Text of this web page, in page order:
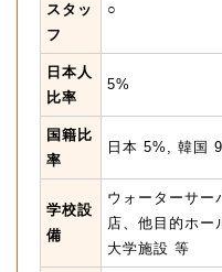
スタッ
フ
○
日本人
比率
5%
国籍比
率
日本 5%, 韓国
学校設
備
ウォーターサー
店、他目的ホー
大学施設 等